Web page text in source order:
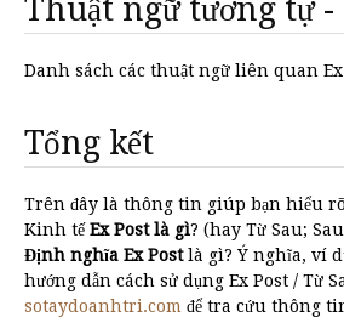
Thuật ngữ tương tự
Danh sách các thuật ngữ liên quan Ex
Tổng kết
Trên đây là thông tin giúp bạn hiểu
Kinh tếEx Post là gì? (hay Từ Sau;
Định nghĩa Ex Postlà gì? Ý nghĩa, ví
hướng dẫn cách sử dụng Ex Post / Từ
sotaydoanhtri.com để tra cứu thông